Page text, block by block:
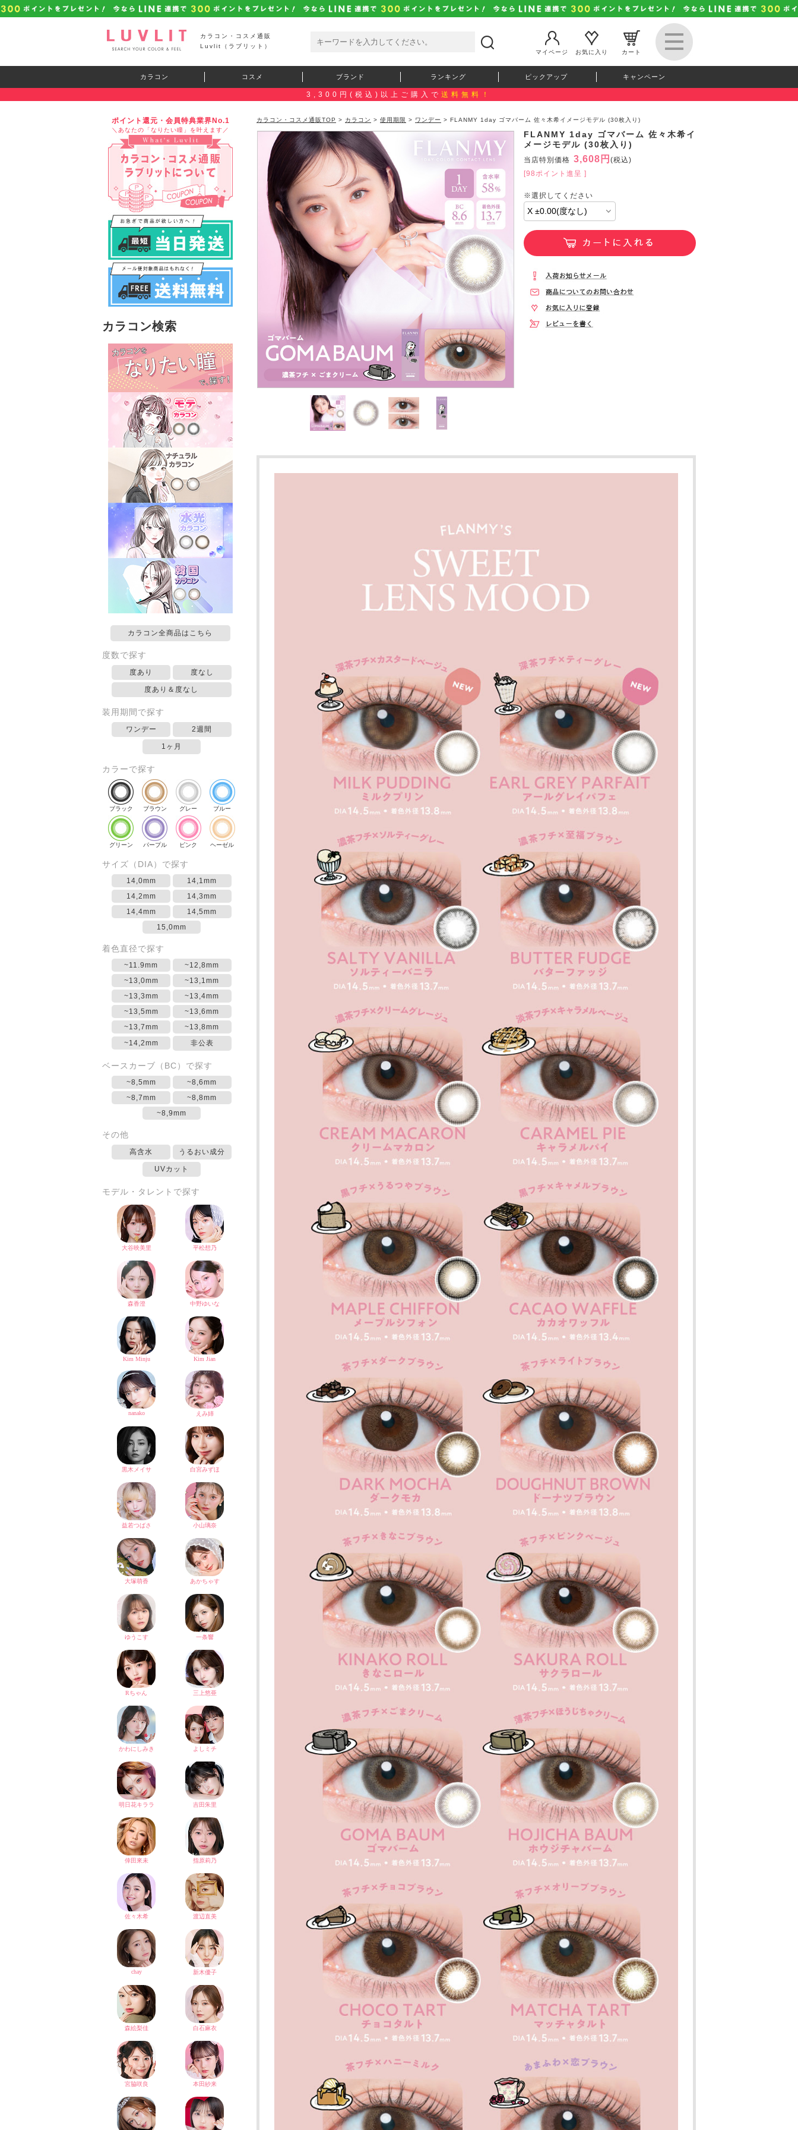
カラコン・コスメ通販
Luvlit（ラブリット）
マイページ
お気に入り カート
カラコン コスメ ブランド ランキング ピックアップ キャンペーン
3,300円(税込)以上ご購入で 送料無料！
ポイント還元・会員特典業界No.1
＼あなたの「なりたい瞳」を叶えます／
カラコン検索
カラコン全商品はこちら
度数で探す
度あり 度なし
度あり＆度なし
装用期間で探す
ワンデー 2週間
1ヶ月
カラーで探す
ブラック ブラウン グレー ブルー
グリーン パープル ピンク ヘーゼル
サイズ（DIA）で探す
14,0mm
14,1mm
14,2mm
14,3mm
14,4mm
14,5mm
15,0mm
着色直径で探す
~11.9mm
~12,8mm
~13,0mm
~13,1mm
~13,3mm
~13,4mm
~13,5mm
~13,6mm
~13,7mm
~13,8mm
~14,2mm
非公表
ベースカーブ（BC）で探す
~8,5mm
~8,6mm
~8,7mm
~8,8mm
~8,9mm
その他
高含水 うるおい成分
UVカット
モデル・タレントで探す
カラコン・コスメ通販TOP > カラコン > 使用期限 > ワンデー > FLANMY 1day ゴマバーム 佐々木希イメージモデル (30枚入り)
FLANMY 1day ゴマバーム 佐々木希イ
メージモデル (30枚入り)
当店特別価格 3,608円 (税込)
[98ポイント進呈 ]